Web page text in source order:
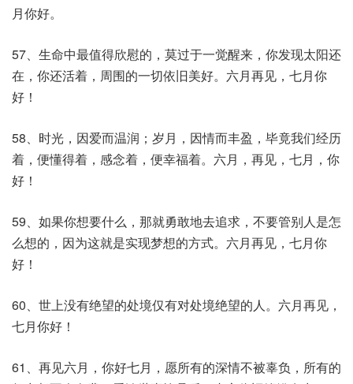
月你好。
57、生命中最值得欣慰的，莫过于一觉醒来，你发现太阳还
在，你还活着，周围的一切依旧美好。六月再见，七月你
好！
58、时光，因爱而温润；岁月，因情而丰盈，毕竟我们经历
着，便懂得着，感念着，便幸福着。六月，再见，七月，你
好！
59、如果你想要什么，那就勇敢地去追求，不要管别人是怎
么想的，因为这就是实现梦想的方式。六月再见，七月你
好！
60、世上没有绝望的处境仅有对处境绝望的人。六月再见，
七月你好！
61、再见六月，你好七月，愿所有的深情不被辜负，所有的